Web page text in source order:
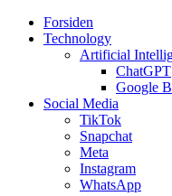
Web3zero.dk
Web3zero.dk
Forsiden
Technology
Artificial
ChatGPT
Google
Social Media
TikTok
Snapchat
Meta
Instagram
WhatsApp